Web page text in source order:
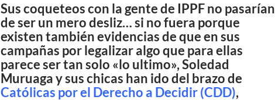
Sus coqueteos con la gente de IPPF no pasarían
de ser un mero desliz… si no fuera porque
existen también evidencias de que en sus
campañas por legalizar algo que para ellas
parece ser tan solo «lo ultimo», Soledad
Muruaga y sus chicas han ido del brazo de
Católicas por el Derecho a Decidir (CDD),